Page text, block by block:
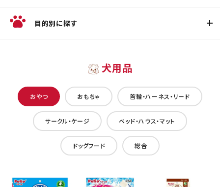
目的別に探す
犬用品
おやつ おもちゃ 首輪・ハーネス・リード
サークル・ケージ ベッド・ハウス・マット
ドッグフード 総合